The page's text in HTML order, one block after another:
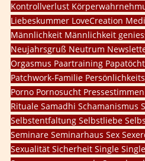
Kontrollverlust
Liebeskummer LoveCreation
Männlichkeit Männlichkeit
Neujahrsgruß Neutrum
Orgasmus Paartraining
Patchwork-Familie
Porno Pornosucht Pressestimmen
Rituale Samadhi Schamanismus
Selbstentfaltung Selbstliebe
Seminare Seminarhaus Sex
Sexualität Sicherheit Single